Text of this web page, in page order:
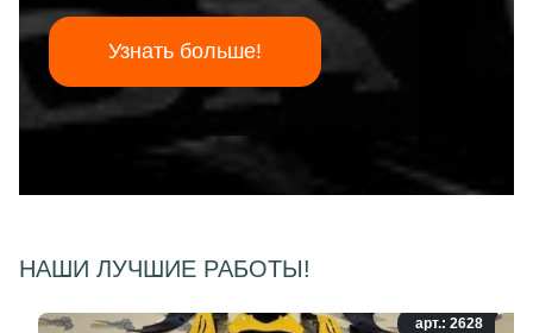
Узнать больше!
НАШИ ЛУЧШИЕ РАБОТЫ!
арт.: 2628